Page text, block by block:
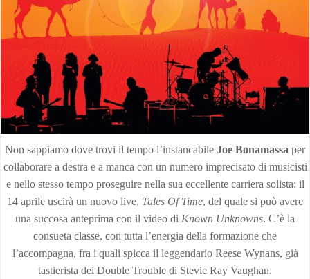
Non sappiamo dove trovi il tempo l’instancabile Joe Bonamassa per
collaborare a destra e a manca con un numero imprecisato di musicisti
e nello stesso tempo proseguire nella sua eccellente carriera solista: il
14 aprile uscirà un nuovo live, Tales Of Time, del quale si può avere
una succosa anteprima con il video di Known Unknowns. C’è la
consueta classe, con tutta l’energia della formazione che
l’accompagna, fra i quali spicca il leggendario Reese Wynans, già
tastierista dei Double Trouble di Stevie Ray Vaughan.